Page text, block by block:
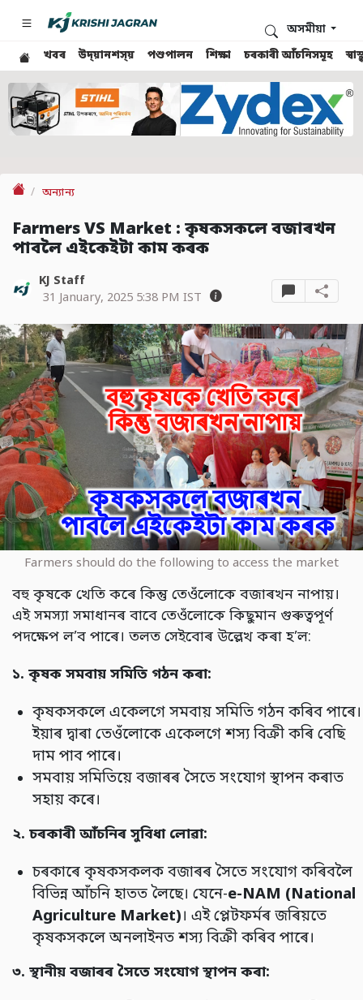
খবৰ উদ্য়ানশস্য় পশুপালন শিক্ষা চৰকাৰী আঁচনিসমূহ
অসমীয়া
অন্যান্য
Farmers VS Market : কৃষকসকলে বজাৰখন
পাবলৈ এইকেইটা কাম কৰক
KJ Staff
31 January, 2025 5:38 PM IST
Farmers should do the following to access the market
বহু কৃষকে খেতি কৰে কিন্তু তেওঁলোকে বজাৰখন নাপায়।
এই সমস্যা সমাধানৰ বাবে তেওঁলোকে কিছুমান গুৰুত্বপূৰ্ণ
পদক্ষেপ ল’ব পাৰে। তলত সেইবোৰ উল্লেখ কৰা হ’ল:
১. কৃষক সমবায় সমিতি গঠন কৰা:
কৃষকসকলে একেলগে সমবায় সমিতি গঠন কৰিব পাৰে।
ইয়াৰ দ্বাৰা তেওঁলোকে একেলগে শস্য বিক্ৰী কৰি বেছি
দাম পাব পাৰে।
সমবায় সমিতিয়ে বজাৰৰ সৈতে সংযোগ স্থাপন কৰাত
সহায় কৰে।
২. চৰকাৰী আঁচনিৰ সুবিধা লোৱা:
চৰকাৰে কৃষকসকলক বজাৰৰ সৈতে সংযোগ কৰিবলৈ
বিভিন্ন আঁচনি হাতত লৈছে। যেনে-e-NAM (National
Agriculture Market)। এই প্লেটফৰ্মৰ জৰিয়তে
কৃষকসকলে অনলাইনত শস্য বিক্ৰী কৰিব পাৰে।
৩. স্থানীয় বজাৰৰ সৈতে সংযোগ স্থাপন কৰা: